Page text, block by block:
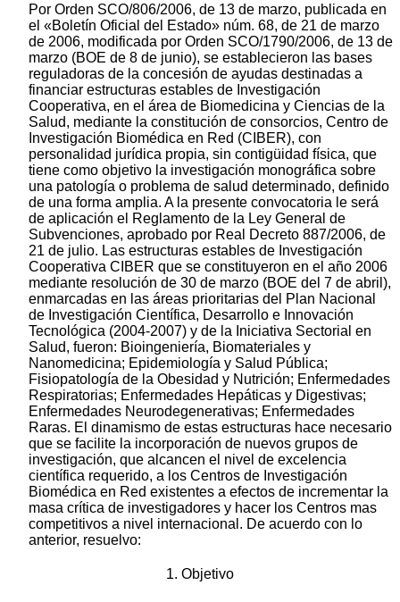
Por Orden SCO/806/2006, de 13 de marzo, publicada en
el «Boletín Oficial del Estado» núm. 68, de 21 de marzo
de 2006, modificada por Orden SCO/1790/2006, de 13 de
marzo (BOE de 8 de junio), se establecieron las bases
reguladoras de la concesión de ayudas destinadas a
financiar estructuras estables de Investigación
Cooperativa, en el área de Biomedicina y Ciencias de la
Salud, mediante la constitución de consorcios, Centro de
Investigación Biomédica en Red (CIBER), con
personalidad jurídica propia, sin contigüidad física, que
tiene como objetivo la investigación monográfica sobre
una patología o problema de salud determinado, definido
de una forma amplia. A la presente convocatoria le será
de aplicación el Reglamento de la Ley General de
Subvenciones, aprobado por Real Decreto 887/2006, de
21 de julio. Las estructuras estables de Investigación
Cooperativa CIBER que se constituyeron en el año 2006
mediante resolución de 30 de marzo (BOE del 7 de abril),
enmarcadas en las áreas prioritarias del Plan Nacional
de Investigación Científica, Desarrollo e Innovación
Tecnológica (2004-2007) y de la Iniciativa Sectorial en
Salud, fueron: Bioingeniería, Biomateriales y
Nanomedicina; Epidemiología y Salud Pública;
Fisiopatología de la Obesidad y Nutrición; Enfermedades
Respiratorias; Enfermedades Hepáticas y Digestivas;
Enfermedades Neurodegenerativas; Enfermedades
Raras. El dinamismo de estas estructuras hace necesario
que se facilite la incorporación de nuevos grupos de
investigación, que alcancen el nivel de excelencia
científica requerido, a los Centros de Investigación
Biomédica en Red existentes a efectos de incrementar la
masa crítica de investigadores y hacer los Centros mas
competitivos a nivel internacional. De acuerdo con lo
anterior, resuelvo:
1. Objetivo